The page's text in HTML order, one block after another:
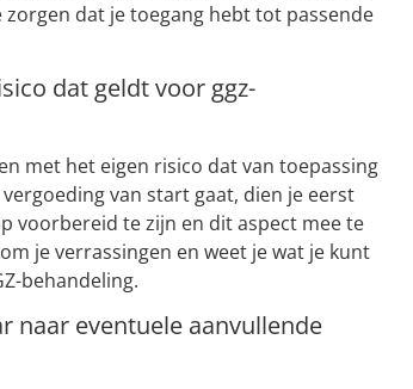
dat je toegang hebt tot passende
dat geldt voor ggz-
met het eigen risico dat van toepassing
van start gaat, dien je eerst
voorbereid te zijn en dit aspect mee te
je verrassingen en weet je wat je kunt
behandeling.
naar eventuele aanvullende